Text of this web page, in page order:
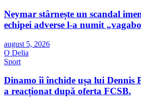
Neymar stârnește un scandal
echipei adverse l-a numit
august 5, 2026
O Delia
Sport
Dinamo îi închide ușa lui Dennis
a reacționat după oferta FCSB.